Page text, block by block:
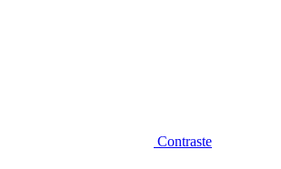
Contraste